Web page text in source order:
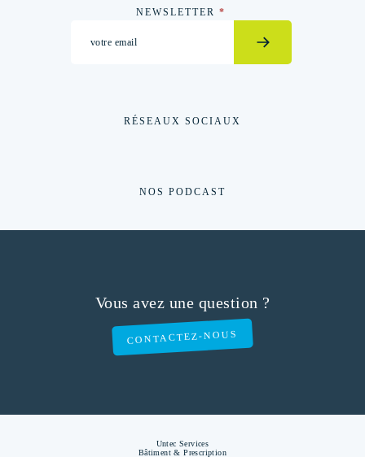
NewsletterNEWSLETTER *
RÉSEAUX SOCIAUX
NOS PODCAST
Vous avez une question ?
CONTACTEZ-NOUS
Untec Services
Bâtiment & Prescription